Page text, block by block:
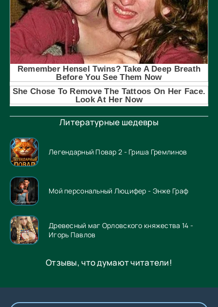
Литературные шедевры
Легендарный Повар 2 - Гриша Гремлинов
Мой персональный Люцифер - Энже Граф
Древесный маг Орловского княжества 14 -
Игорь Павлов
Отзывы, что думают читатели!